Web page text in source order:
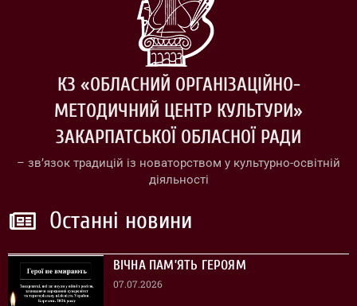
КЗ «ОБЛАСНИЙ ОРГАНІЗАЦІЙНО-
МЕТОДИЧНИЙ ЦЕНТР КУЛЬТУРИ»
ЗАКАРПАТСЬКОЇ ОБЛАСНОЇ РАДИ
– зв’язок традицій із новаторством у культурно-освітній
діяльності
Останні новини
ВІЧНА ПАМ’ЯТЬ ГЕРОЯМ
07.07.2026